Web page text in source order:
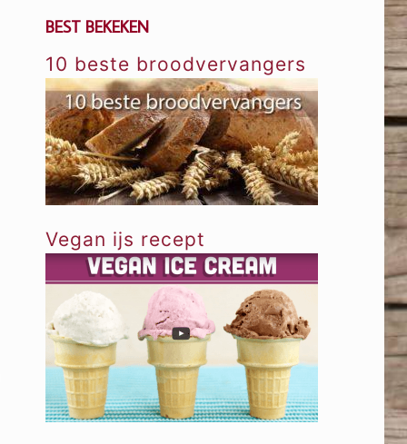
BEST BEKEKEN
10 beste broodvervangers
Vegan ijs recept